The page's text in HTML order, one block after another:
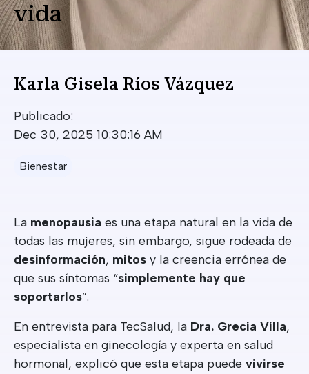
vida
Karla Gisela Ríos Vázquez
Publicado:
Dec 30, 2025 10:30:16 AM
Bienestar
La menopausia es una etapa natural en la vida de
todas las mujeres, sin embargo, sigue rodeada de
desinformación, mitos y la creencia errónea de
que sus síntomas “simplemente hay que
soportarlos”.
En entrevista para TecSalud, la Dra. Grecia Villa,
especialista en ginecología y experta en salud
hormonal, explicó que esta etapa puede vivirse